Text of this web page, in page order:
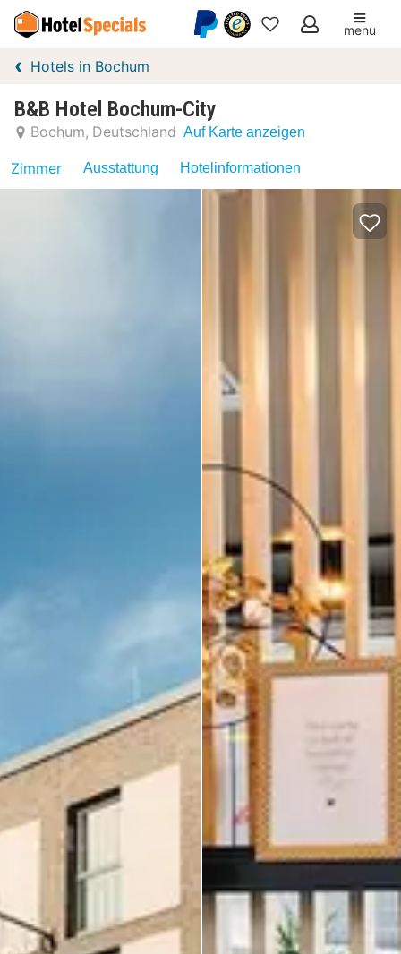
Meine
menu
Hotels in Bochum
B&B Hotel Bochum-City
Bochum Deutschland Auf Karte anzeigen
Zimmer Ausstattung Hotelinformationen